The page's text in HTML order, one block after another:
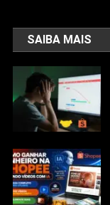
SAIBA MAIS